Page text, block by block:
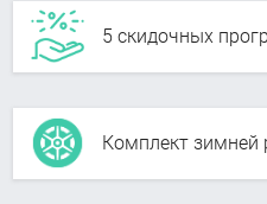
5 скидочных
Комплект зимней